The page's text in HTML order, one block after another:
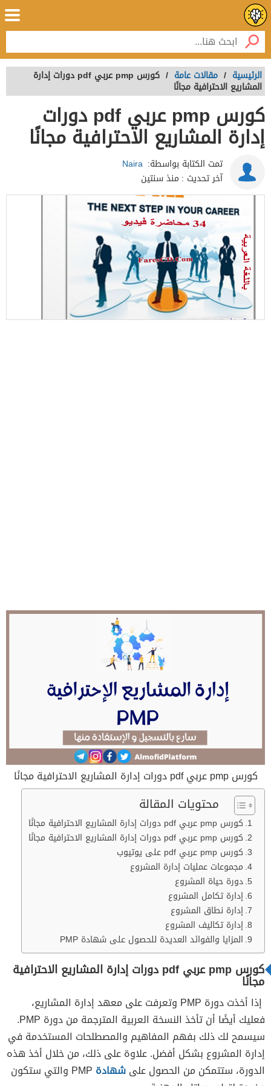
الرئيسية / مقالات عامة / كورس pmp عربي pdf دورات إدارة
المشاريع الاحترافية مجانًا
كورس pmp عربي pdf دورات
إدارة المشاريع الاحترافية مجانًا
تمت الكتابة بواسطة: Naira
آخر تحديث : منذ سنتين
كورس pmp عربي pdf دورات إدارة المشاريع الاحترافية مجانًا
محتويات المقالة
كورس pmp عربي pdf دورات إدارة المشاريع الاحترافية مجانًا
كورس pmp عربي pdf دورات إدارة المشاريع الاحترافية مجانًا
كورس pmp عربي pdf على يوتيوب
مجموعات عمليات إدارة المشروع
دورة حياة المشروع
إدارة تكامل المشروع
إدارة نطاق المشروع
إدارة تكاليف المشروع
المزايا والفوائد العديدة للحصول على شهادة PMP
كورس pmp عربي pdf دورات إدارة المشاريع الاحترافية
مجانًا
إذا أخذت دورة PMP وتعرفت على معهد إدارة المشاريع،
فعليك أيضًا أن تأخذ النسخة العربية المترجمة من دورة PMP.
سيسمح لك ذلك بفهم المفاهيم والمصطلحات المستخدمة في
إدارة المشروع بشكل أفضل. علاوة على ذلك، من خلال أخذ هذه
الدورة، ستتمكن من الحصول علىشهادة
PMP والتي ستكون